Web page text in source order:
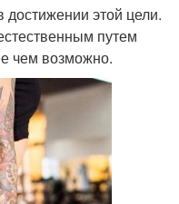
этой цели.
путем
чем возможно.